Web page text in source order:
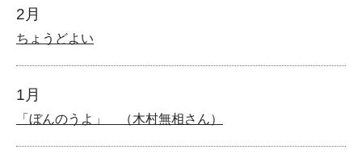
2月
ちょうどよい
1月
「ぼんのうよ」 （木村無相さん）